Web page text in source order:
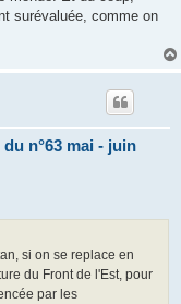
surévaluée, comme on
n°63 mai - juin
si on se replace en
du Front de l'Est, pour
par les